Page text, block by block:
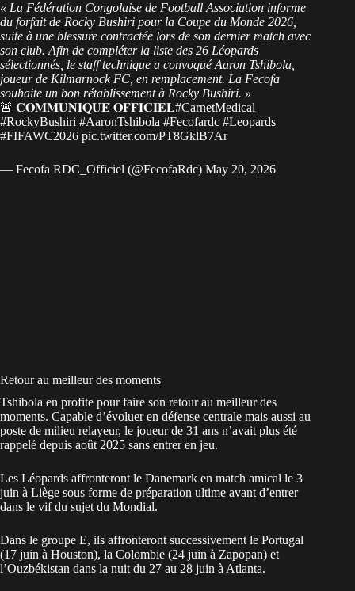
« La Fédération Congolaise de Football Association informe
du forfait de Rocky Bushiri pour la Coupe du Monde 2026,
suite à une blessure contractée lors de son dernier match avec
son club. Afin de compléter la liste des 26 Léopards
sélectionnés, le staff technique a convoqué Aaron Tshibola,
joueur de Kilmarnock FC, en remplacement. La Fecofa
souhaite un bon rétablissement à Rocky Bushiri. »
🚨 𝐂𝐎𝐌𝐌𝐔𝐍𝐈𝐐𝐔𝐄́ 𝐎𝐅𝐅𝐈𝐂𝐈𝐄𝐋#CarnetMedical
#RockyBushiri #AaronTshibola #Fecofardc #Leopards
#FIFAWC2026 pic.twitter.com/PT8GklB7Ar
— Fecofa RDC_Officiel (@FecofaRdc) May 20, 2026
Retour au meilleur des moments
Tshibola en profite pour faire son retour au meilleur des
moments. Capable d’évoluer en défense centrale mais aussi au
poste de milieu relayeur, le joueur de 31 ans n’avait plus été
rappelé depuis août 2025 sans entrer en jeu.
Les Léopards affronteront le Danemark en match amical le 3
juin à Liège sous forme de préparation ultime avant d’entrer
dans le vif du sujet du Mondial.
Dans le groupe E, ils affronteront successivement le Portugal
(17 juin à Houston), la Colombie (24 juin à Zapopan) et
l’Ouzbékistan dans la nuit du 27 au 28 juin à Atlanta.